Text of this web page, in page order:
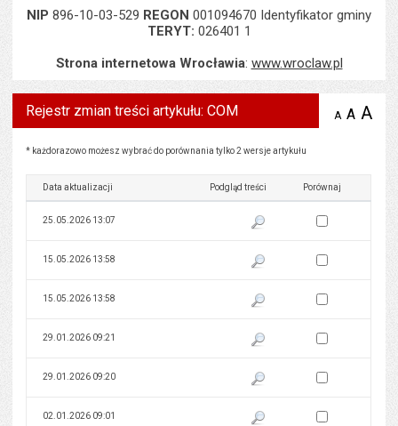
NIP 896-10-03-529 REGON 001094670 Identyfikator gminy
TERYT: 026401 1
Strona internetowa Wrocławia: www.wroclaw.pl
Rejestr zmian treści artykułu: COM A zmniejsz
A A
Rejestr zmian treści artykułu: COM
* każdorazowo możesz wybrać do porównania tylko 2 wersje artykułu
Data aktualizacji Podgląd treści Porównaj
25.05.2026 13:07 Pokaż podgląd wersji z dnia
Zaznacz wersję do
15.05.2026 13:58 Pokaż podgląd wersji z dnia
Zaznacz wersję do
15.05.2026 13:58 Pokaż podgląd wersji z dnia
Zaznacz wersję do
29.01.2026 09:21 Pokaż podgląd wersji z dnia
Zaznacz wersję do
29.01.2026 09:20 Pokaż podgląd wersji z dnia
Zaznacz wersję do
02.01.2026 09:01 Pokaż podgląd wersji z dnia
Zaznacz wersję do